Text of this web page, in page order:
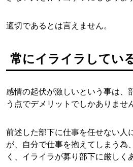
適切であるとは言えません。
常にイライラしてい
感情の起伏が激しいという事は、
う点でデメリットでしかありませ
前述した部下に仕事を任せない人
が、自分で仕事を抱えてしまう為
く、イライラが募り部下に厳しく